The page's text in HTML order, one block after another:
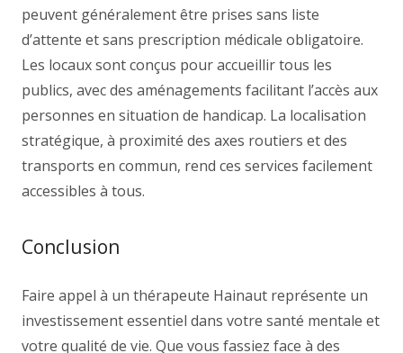
peuvent généralement être prises sans liste
d’attente et sans prescription médicale obligatoire.
Les locaux sont conçus pour accueillir tous les
publics, avec des aménagements facilitant l’accès aux
personnes en situation de handicap. La localisation
stratégique, à proximité des axes routiers et des
transports en commun, rend ces services facilement
accessibles à tous.
Conclusion
Faire appel à un thérapeute Hainaut représente un
investissement essentiel dans votre santé mentale et
votre qualité de vie. Que vous fassiez face à des